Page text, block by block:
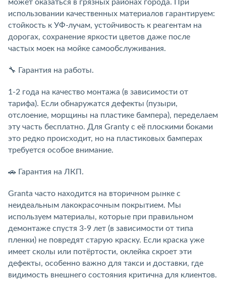
может оказаться в грязных районах города. При
использовании качественных материалов гарантируем:
стойкость к УФ-лучам, устойчивость к реагентам на
дорогах, сохранение яркости цветов даже после
частых моек на мойке самообслуживания.
🔧 Гарантия на работы.
1-2 года на качество монтажа (в зависимости от
тарифа). Если обнаружатся дефекты (пузыри,
отслоение, морщины на пластике бампера), переделаем
эту часть бесплатно. Для Granty с её плоскими боками
это редко происходит, но на пластиковых бамперах
требуется особое внимание.
🚗 Гарантия на ЛКП.
Granta часто находится на вторичном рынке с
неидеальным лакокрасочным покрытием. Мы
используем материалы, которые при правильном
демонтаже спустя 3-9 лет (в зависимости от типа
пленки) не повредят старую краску. Если краска уже
имеет сколы или потёртости, оклейка скроет эти
дефекты, особенно важно для такси и доставки, где
видимость внешнего состояния критична для клиентов.